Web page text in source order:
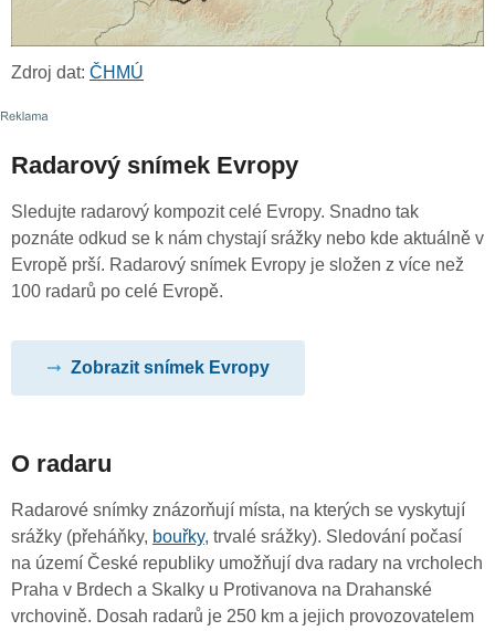
Zdroj dat: ČHMÚ
Radarový snímek Evropy
Sledujte radarový kompozit celé Evropy. Snadno tak
poznáte odkud se k nám chystají srážky nebo kde aktuálně v
Evropě prší. Radarový snímek Evropy je složen z více než
100 radarů po celé Evropě.
Zobrazit snímek Evropy
O radaru
Radarové snímky znázorňují místa, na kterých se vyskytují
srážky (přeháňky, bouřky, trvalé srážky). Sledování počasí
na území České republiky umožňují dva radary na vrcholech
Praha v Brdech a Skalky u Protivanova na Drahanské
vrchovině. Dosah radarů je 250 km a jejich provozovatelem